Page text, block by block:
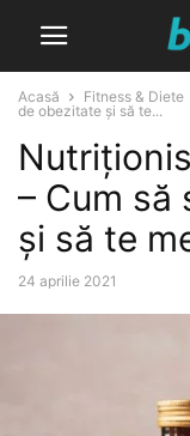
Acasă Fitness & Diete
de obezitate și să te...
– Cum să
și să te
24 aprilie 2021